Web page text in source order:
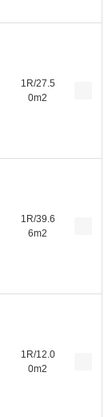
1R/27.5
0m2
1R/39.6
6m2
1R/12.0
0m2